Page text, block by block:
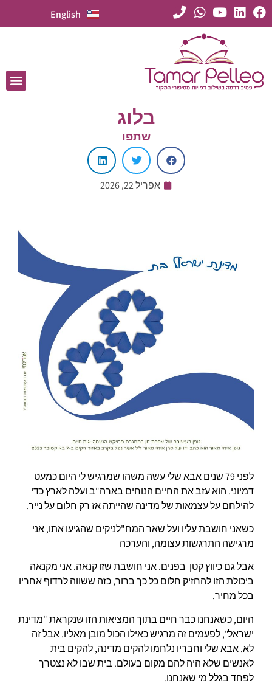
English
בלוג
שתפו
אפריל 22, 2026
לפני 79 שנים אבא שלי עשה משהו שמרגיש לי היום כמעט
דמיוני. הוא עזב את החיים הנוחים בארה"ב ועלה לארץ כדי
להילחם על עצמאות של מדינה שהייתה אז רק חלום על נייר.
כשאני חושבת עליו ועל שאר המח"לניקים שהגיעו אתו, אני
מרגישה התרגשות עצומה, והערכה
אבל גם כיווץ קטן בפנים. אני חושבת שזו קנאה. אני מקנאה
ביכולת הזו להחזיק חלום כל כך ברור, כזה ששווה לרדוף אחריו
בכל מחיר.
היום, כשאנחנו כבר חיים בתוך המציאות הזו שנקראת "מדינת
ישראל", לפעמים זה מרגיש כאילו הכול מובן מאליו. אבל זה
לא. אבא שלי וחבריו נלחמו להקים מדינה, להקים בית
לאנשים שלא היה להם מקום בעולם. בית שבו לא נצטרך
לפחד בגלל מי שאנחנו.